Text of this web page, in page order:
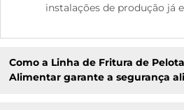
instalações de produção já
Como a Linha de Fritura de
Alimentar garante a segurança